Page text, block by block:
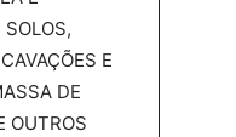
SOLOS,
E
DE
OUTROS